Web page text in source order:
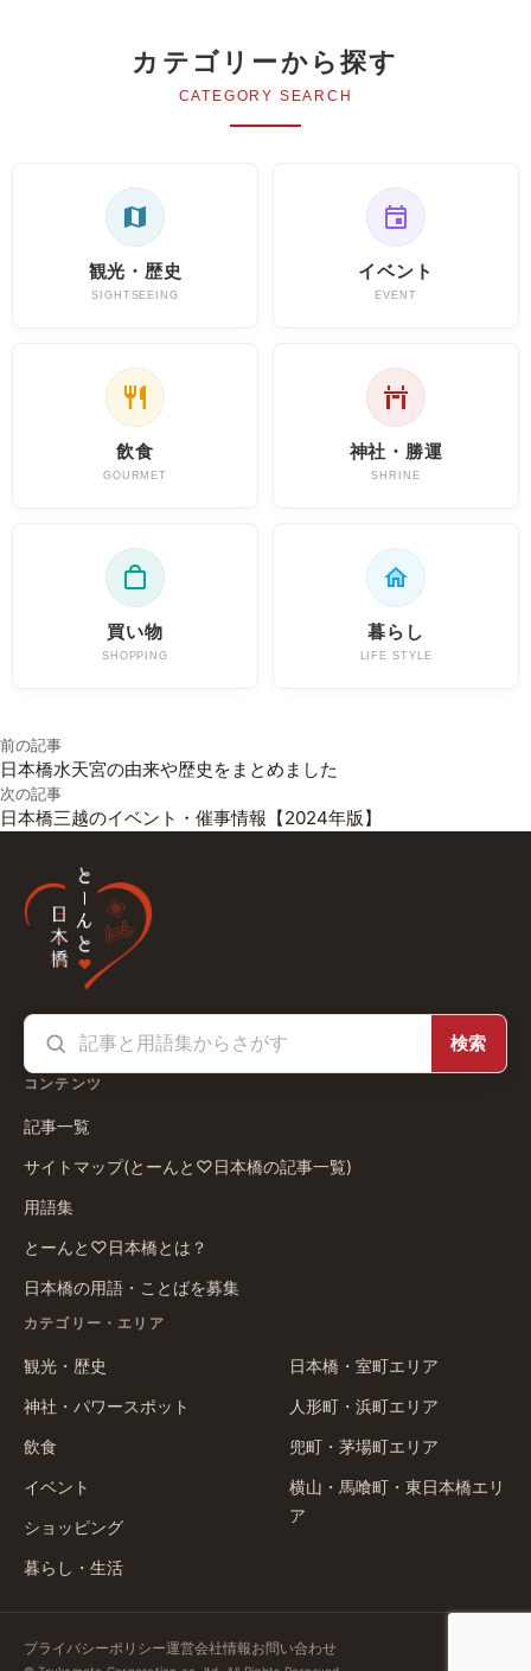
カテゴリーから探す
CATEGORY SEARCH
観光・歴史
SIGHTSEEING
イベント
EVENT
飲食
GOURMET
神社・勝運
SHRINE
買い物
SHOPPING
暮らし
LIFE STYLE
投稿ナビゲーション
前の記事
日本橋水天宮の由来や歴史をまとめました
次の記事
日本橋三越のイベント・催事情報【2024年版】
検索
コンテンツ
記事一覧
サイトマップ(とーんと♡日本橋の記事一覧)
用語集
とーんと♡日本橋とは？
日本橋の用語・ことばを募集
カテゴリー・エリア
観光・歴史
神社・パワースポット
飲食
イベント
ショッピング
暮らし・生活
日本橋・室町エリア
人形町・浜町エリア
兜町・茅場町エリア
横山・馬喰町・東日本橋エリ
ア
プライバシーポリシー運営会社情報お問い合わせ